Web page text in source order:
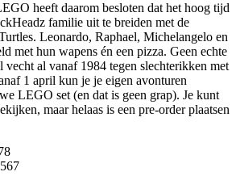
heeft daarom besloten dat het hoog tijd
familie uit te breiden met de
Leonardo, Raphael, Michelangelo en
met hun wapens én een pizza. Geen echte
vecht al vanaf 1984 tegen slechterikken met
1 april kun je je eigen avonturen
LEGO set (en dat is geen grap). Je kunt
maar helaas is een pre-order plaatsen